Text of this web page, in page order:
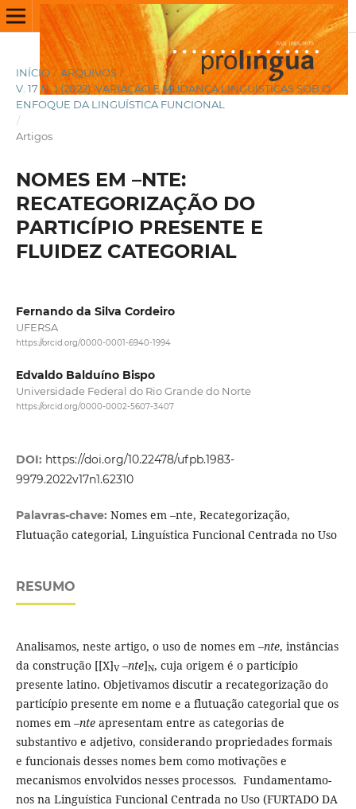
INÍCIO / ARQUIVOS /
V. 17 N. 1 (2022): VARIAÇÃO E MUDANÇA LINGUÍSTICAS SOB O
ENFOQUE DA LINGUÍSTICA FUNCIONAL
/
Artigos
NOMES EM –NTE:
RECATEGORIZAÇÃO DO
PARTICÍPIO PRESENTE E
FLUIDEZ CATEGORIAL
Fernando da Silva Cordeiro
UFERSA
https://orcid.org/0000-0001-6940-1994
Edvaldo Balduíno Bispo
Universidade Federal do Rio Grande do Norte
https://orcid.org/0000-0002-5607-3407
DOI: https://doi.org/10.22478/ufpb.1983-
9979.2022v17n1.62310
Palavras-chave: Nomes em –nte, Recategorização,
Flutuação categorial, Linguística Funcional Centrada no Uso
RESUMO
Analisamos, neste artigo, o uso de nomes em –nte, instâncias
da construção [[X]V–nte]N, cuja origem é o particípio
presente latino. Objetivamos discutir a recategorização do
particípio presente em nome e a flutuação categorial que os
nomes em –nteapresentam entre as categorias de
substantivo e adjetivo, considerando propriedades formais
e funcionais desses nomes bem como motivações e
mecanismos envolvidos nesses processos. Fundamentamo-
nos na Linguística Funcional Centrada no Uso (FURTADO DA